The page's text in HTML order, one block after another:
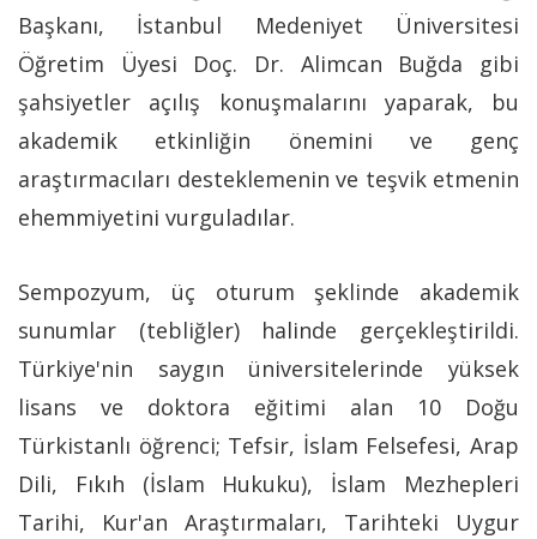
Başkanı, İstanbul Medeniyet Üniversitesi
Öğretim Üyesi Doç. Dr. Alimcan Buğda gibi
şahsiyetler açılış konuşmalarını yaparak, bu
akademik etkinliğin önemini ve genç
araştırmacıları desteklemenin ve teşvik etmenin
ehemmiyetini vurguladılar.
Sempozyum, üç oturum şeklinde akademik
sunumlar (tebliğler) halinde gerçekleştirildi.
Türkiye'nin saygın üniversitelerinde yüksek
lisans ve doktora eğitimi alan 10 Doğu
Türkistanlı öğrenci; Tefsir, İslam Felsefesi, Arap
Dili, Fıkıh (İslam Hukuku), İslam Mezhepleri
Tarihi, Kur'an Araştırmaları, Tarihteki Uygur